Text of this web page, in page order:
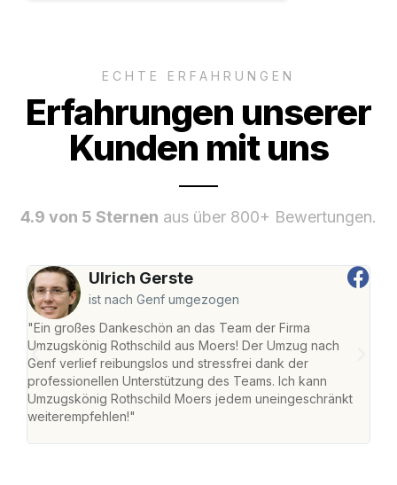
ECHTE ERFAHRUNGEN
Erfahrungen unserer
Kunden mit uns
4.9 von 5 Sternen aus über 800+ Bewertungen.
Ulrich Gerste
ist nach Genf umgezogen
"Ein großes Dankeschön an das Team der Firma
Umzugskönig Rothschild aus Moers! Der Umzug nach
Genf verlief reibungslos und stressfrei dank der
professionellen Unterstützung des Teams. Ich kann
Umzugskönig Rothschild Moers jedem uneingeschränkt
weiterempfehlen!"